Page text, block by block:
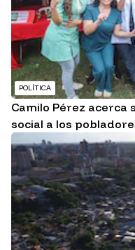
POLÍTICA
Camilo Pérez acerca
social a los